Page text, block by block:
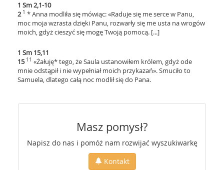
1 Sm 2,1-10
2 1 * Anna modliła się mówiąc: «Raduje się me serce w Panu,
moc moja wzrasta dzięki Panu, rozwarły się me usta na wrogów
moich, gdyż cieszyć się mogę Twoją pomocą. [...]
1 Sm 15,11
15 11 «Żałuję* tego, że Saula ustanowiłem królem, gdyż ode
mnie odstąpił i nie wypełniał moich przykazań». Smuciło to
Samuela, dlatego całą noc modlił się do Pana.
Masz pomysł?
Napisz do nas i pomóż nam rozwijać wyszukiwarkę
Kontakt